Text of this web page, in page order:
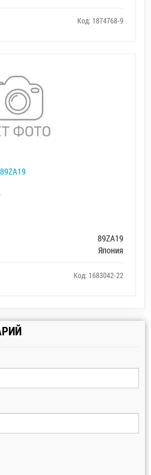
Код: 1874768-9
89ZA19
Япония
Код: 1683042-22